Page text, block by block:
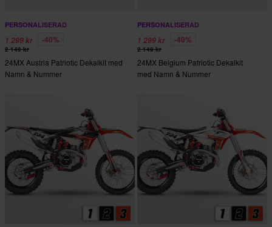
PERSONALISERAD
1 299 kr -40%
2 149 kr
24MX Austria Patriotic Dekalkit med
Namn & Nummer
PERSONALISERAD
1 299 kr -40%
2 149 kr
24MX Belgium Patriotic Dekalkit
med Namn & Nummer